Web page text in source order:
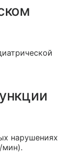
нарушениях
мин).